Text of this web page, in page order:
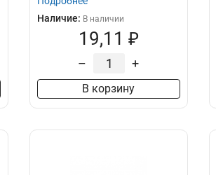
Наличие: В наличии
19,11 ₽
– +
В корзину